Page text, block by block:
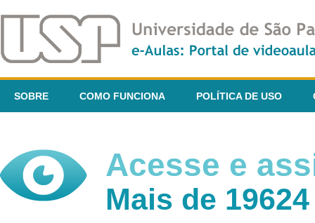
SOBRE COMO FUNCIONA POLÍTICA DE USO
Acesse e
Mais de